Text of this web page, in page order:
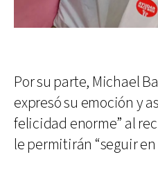
Por su parte, Michael
expresó su emoción y
felicidad enorme” al
le permitirán “seguir en